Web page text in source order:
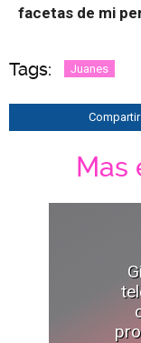
facetas de mi
Tags: Juanes
Compartir
Mas